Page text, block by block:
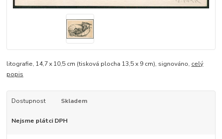
litografie, 14,7 x 10,5 cm (tisková plocha 13,5 x 9 cm), signováno, celý
popis
Dostupnost Skladem
Nejsme plátci DPH